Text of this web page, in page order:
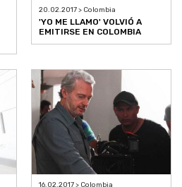
20.02.2017 > Colombia
'YO ME LLAMO' VOLVIÓ A
EMITIRSE EN COLOMBIA
16.02.2017 > Colombia